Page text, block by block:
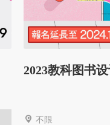
2023教科图书
不限